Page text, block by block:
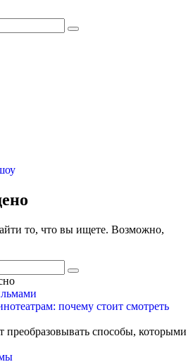
то, что вы ищете. Возможно,
почему стоит смотреть
способы, которыми